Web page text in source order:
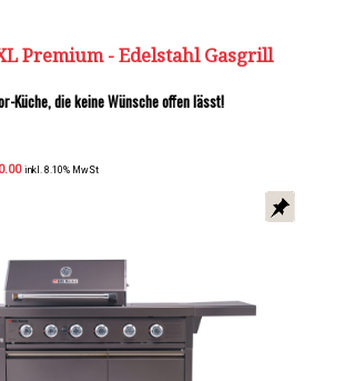
Premium - Edelstahl Gasgrill
Küche, die keine Wünsche offen lässt!
inkl. 8.10% MwSt